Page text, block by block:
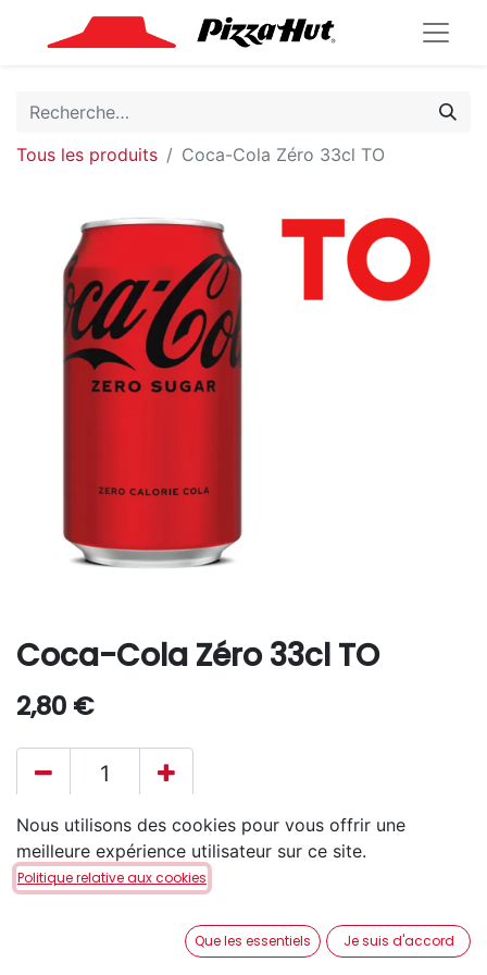
Tous les produits Coca-Cola Zéro 33cl TO
Coca-Cola Zéro 33cl TO
2,80 €
AJOUTER AU PANIER
Disponible en retrait en magasin via notre service
Aucune livraison à domicile.
Nous utilisons des cookies pour vous offrir une
meilleure expérience utilisateur sur ce site.
Politique relative aux cookies
Que les essentiels Je suis d'accord